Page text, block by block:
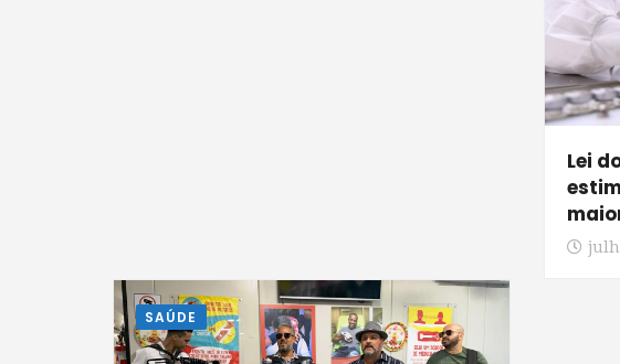
Lei
SAÚDE